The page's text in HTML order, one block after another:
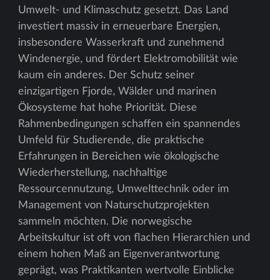
Umwelt- und Klimaschutz gesetzt. Das Land
investiert massiv in erneuerbare Energien,
insbesondere Wasserkraft und zunehmend
Windenergie, und fördert Elektromobilität wie
kaum ein anderes. Der Schutz seiner
einzigartigen Fjorde, Wälder und marinen
Ökosysteme hat hohe Priorität. Diese
Rahmenbedingungen schaffen ein spannendes
Umfeld für Studierende, die praktische
Erfahrungen in Bereichen wie ökologische
Wiederherstellung, nachhaltige
Ressourcennutzung, Umwelttechnik oder im
Management von Naturschutzprojekten
sammeln möchten. Die norwegische
Arbeitskultur ist oft von flachen Hierarchien und
einem hohen Maß an Eigenverantwortung
geprägt, was Praktikanten wertvolle Einblicke